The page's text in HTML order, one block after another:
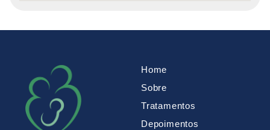
Home
Sobre
Tratamentos
Depoimentos